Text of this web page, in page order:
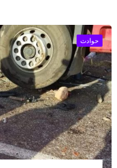
حوادث